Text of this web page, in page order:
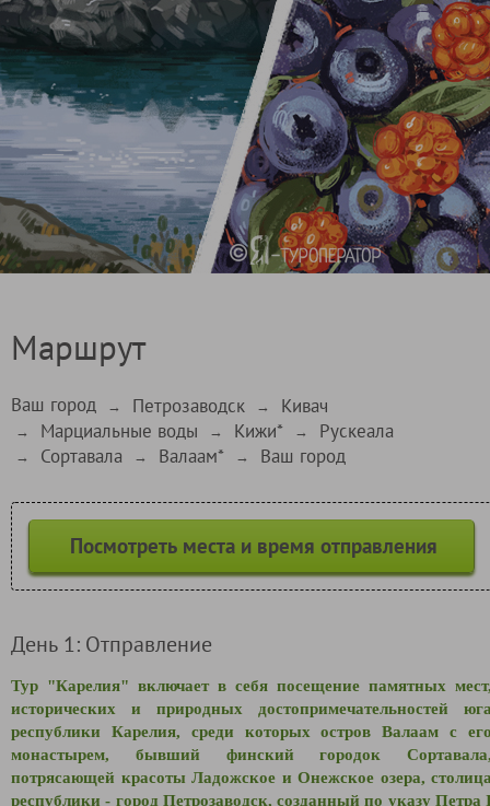
Маршрут
Ваш город → Петрозаводск → Кивач
→ Марциальные воды → Кижи* → Рускеала
→ Сортавала → Валаам* → Ваш город
Посмотреть места и время отправления
День 1: Отправление
Тур "Карелия" включает в себя посещение памятных
исторических и природных достопримечательностей
республики Карелия, среди которых остров Валаам с
монастырем, бывший финский городок
потрясающей красоты Ладожское и Онежское озера,
республики - город Петрозаводск, созданный по указу Петра